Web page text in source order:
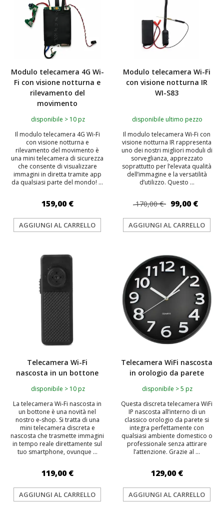
Modulo telecamera 4G Wi-
Fi con visione notturna e
rilevamento del
movimento
disponibile > 10 pz
Il modulo telecamera 4G Wi-Fi
con visione notturna e
rilevamento del movimento è
una mini telecamera di sicurezza
che consente di visualizzare
immagini in diretta tramite app
da qualsiasi parte del mondo! ...
159,00 €
AGGIUNGI AL CARRELLO
Modulo telecamera Wi-Fi
con visione notturna IR
WI-S83
disponibile ultimo pezzo
Il modulo telecamera Wi-Fi con
visione notturna IR rappresenta
uno dei nostri migliori moduli di
sorveglianza, apprezzato
soprattutto per l’elevata qualità
dell’immagine e la versatilità
d’utilizzo. Questo ...
170,00 € 99,00 €
AGGIUNGI AL CARRELLO
Telecamera Wi-Fi
nascosta in un bottone
disponibile > 10 pz
La telecamera Wi-Fi nascosta in
un bottone è una novità nel
nostro e-shop. Si tratta di una
mini telecamera discreta e
nascosta che trasmette immagini
in tempo reale direttamente sul
tuo smartphone, ovunque ...
119,00 €
AGGIUNGI AL CARRELLO
Telecamera WiFi nascosta
in orologio da parete
disponibile > 5 pz
Questa discreta telecamera WiFi
IP nascosta all’interno di un
classico orologio da parete si
integra perfettamente con
qualsiasi ambiente domestico o
professionale senza attirare
l’attenzione. Grazie al ...
129,00 €
AGGIUNGI AL CARRELLO